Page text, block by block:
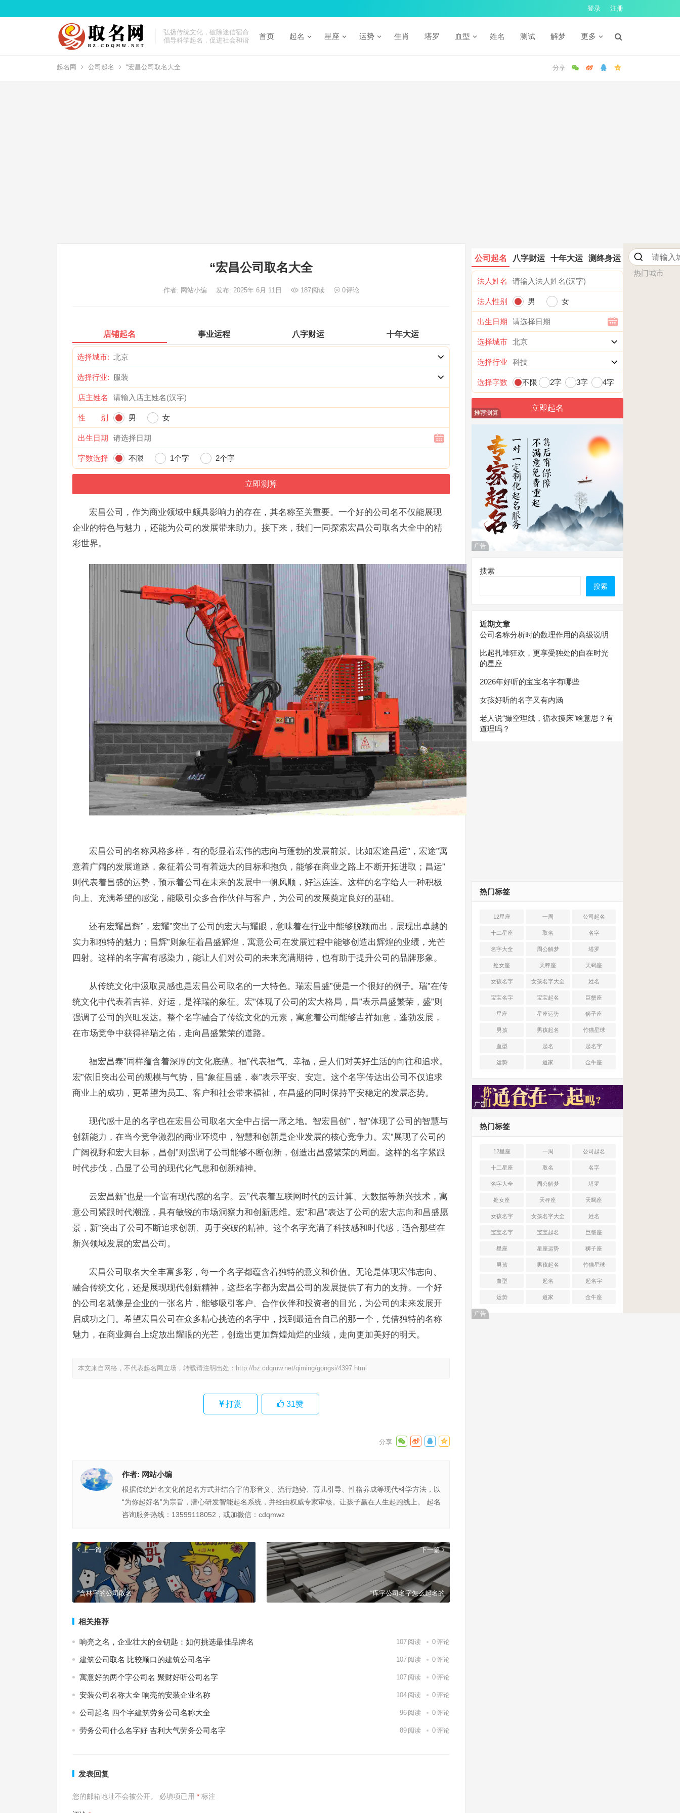
登录 注册
弘扬传统文化，破除迷信宿命
倡导科学起名，促进社会和谐
首页 起名 星座 运势 生肖 塔罗 血型 姓名 测试 解梦 更多
起名网 公司起名 “宏昌公司取名大全
“宏昌公司取名大全
作者: 网站小编 发布: 2025年 6月 11日 187阅读 0评论
店铺起名 事业运程 八字财运 十年大运
选择城市:
选择行业:
店主姓名
性 别 男 女
出生日期
字数选择 不限 1个字 2个字
宏昌公司，作为商业领域中颇具影响力的存在，其名称至关重要。一个好的公司名不仅能展现
企业的特色与魅力，还能为公司的发展带来助力。接下来，我们一同探索宏昌公司取名大全中的精
彩世界。
宏昌公司的名称风格多样，有的彰显着宏伟的志向与蓬勃的发展前景。比如宏途昌运”，宏途”寓
意着广阔的发展道路，象征着公司有着远大的目标和抱负，能够在商业之路上不断开拓进取；昌运”
则代表着昌盛的运势，预示着公司在未来的发展中一帆风顺，好运连连。这样的名字给人一种积极
向上、充满希望的感觉，能吸引众多合作伙伴与客户，为公司的发展奠定良好的基础。
还有宏耀昌辉”，宏耀”突出了公司的宏大与耀眼，意味着在行业中能够脱颖而出，展现出卓越的
实力和独特的魅力；昌辉”则象征着昌盛辉煌，寓意公司在发展过程中能够创造出辉煌的业绩，光芒
四射。这样的名字富有感染力，能让人们对公司的未来充满期待，也有助于提升公司的品牌形象。
从传统文化中汲取灵感也是宏昌公司取名的一大特色。瑞宏昌盛”便是一个很好的例子。瑞”在传
统文化中代表着吉祥、好运，是祥瑞的象征。宏”体现了公司的宏大格局，昌”表示昌盛繁荣，盛”则
强调了公司的兴旺发达。整个名字融合了传统文化的元素，寓意着公司能够吉祥如意，蓬勃发展，
在市场竞争中获得祥瑞之佑，走向昌盛繁荣的道路。
福宏昌泰”同样蕴含着深厚的文化底蕴。福”代表福气、幸福，是人们对美好生活的向往和追求。
宏”依旧突出公司的规模与气势，昌”象征昌盛，泰”表示平安、安定。这个名字传达出公司不仅追求
商业上的成功，更希望为员工、客户和社会带来福祉，在昌盛的同时保持平安稳定的发展态势。
现代感十足的名字也在宏昌公司取名大全中占据一席之地。智宏昌创”，智”体现了公司的智慧与
创新能力，在当今竞争激烈的商业环境中，智慧和创新是企业发展的核心竞争力。宏”展现了公司的
广阔视野和宏大目标，昌创”则强调了公司能够不断创新，创造出昌盛繁荣的局面。这样的名字紧跟
时代步伐，凸显了公司的现代化气息和创新精神。
云宏昌新”也是一个富有现代感的名字。云”代表着互联网时代的云计算、大数据等新兴技术，寓
意公司紧跟时代潮流，具有敏锐的市场洞察力和创新思维。宏”和昌”表达了公司的宏大志向和昌盛愿
景，新”突出了公司不断追求创新、勇于突破的精神。这个名字充满了科技感和时代感，适合那些在
新兴领域发展的宏昌公司。
宏昌公司取名大全丰富多彩，每一个名字都蕴含着独特的意义和价值。无论是体现宏伟志向、
融合传统文化，还是展现现代创新精神，这些名字都为宏昌公司的发展提供了有力的支持。一个好
的公司名就像是企业的一张名片，能够吸引客户、合作伙伴和投资者的目光，为公司的未来发展开
启成功之门。希望宏昌公司在众多精心挑选的名字中，找到最适合自己的那一个，凭借独特的名称
魅力，在商业舞台上绽放出耀眼的光芒，创造出更加辉煌灿烂的业绩，走向更加美好的明天。
本文来自网络，不代表起名网立场，转载请注明出处： http://bz.cdqmw.net/qiming/gongsi/4397.html
打赏 31赞
作者: 网站小编
根据传统姓名文化的起名方式并结合字的形音义、流行趋势、育儿引导、性格养成等现代科学方法，以
“为你起好名”为宗旨，潜心研发智能起名系统，并经由权威专家审核。让孩子赢在人生起跑线上。 起名
咨询服务热线：13599118052，或加微信：cdqmwz
上一篇
“含林字的公司取名
下一篇
“库字公司名字怎么起名的
相关推荐
响亮之名，企业壮大的金钥匙：如何挑选最佳品牌名 107 阅读 0评论
建筑公司取名 比较顺口的建筑公司名字 107 阅读 0评论
寓意好的两个字公司名 聚财好听公司名字 107 阅读 0评论
安装公司名称大全 响亮的安装企业名称 104 阅读 0评论
公司起名 四个字建筑劳务公司名称大全 96 阅读 0评论
劳务公司什么名字好 吉利大气劳务公司名字 89 阅读 0评论
发表回复
您的邮箱地址不会被公开。 必填项已用 * 标注
公司起名 八字财运 十年大运 测终身运
法人姓名
法人性别 男 女
出生日期
选择城市
选择行业
选择字数 不限 2字 3字 4字
热门城市
推荐测算
广告
搜索
搜索
近期文章
公司名称分析时的数理作用的高级说明
比起扎堆狂欢，更享受独处的自在时光
的星座
2026年好听的宝宝名字有哪些
女孩好听的名字又有内涵
老人说“撮空理线，循衣摸床”啥意思？有
道理吗？
热门标签
12星座 一周 公司起名
十二星座 取名 名字
名字大全 周公解梦 塔罗
处女座 天秤座 天蝎座
女孩名字 女孩名字大全 姓名
宝宝名字 宝宝起名 巨蟹座
星座 星座运势 狮子座
男孩 男孩起名 竹猫星球
血型 起名 起名字
运势 道家 金牛座
广告
热门标签
12星座 一周 公司起名
十二星座 取名 名字
名字大全 周公解梦 塔罗
处女座 天秤座 天蝎座
女孩名字 女孩名字大全 姓名
宝宝名字 宝宝起名 巨蟹座
星座 星座运势 狮子座
男孩 男孩起名 竹猫星球
血型 起名 起名字
运势 道家 金牛座
广告